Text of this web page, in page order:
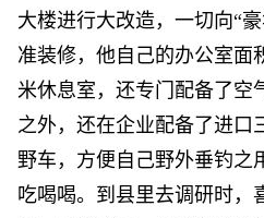
大楼进行大改造，一切向“
准装修，他自己的办公室面
米休息室，还专门配备了空
之外，还在企业配备了进口
野车，方便自己野外垂钓之
吃喝喝。到县里去调研时，